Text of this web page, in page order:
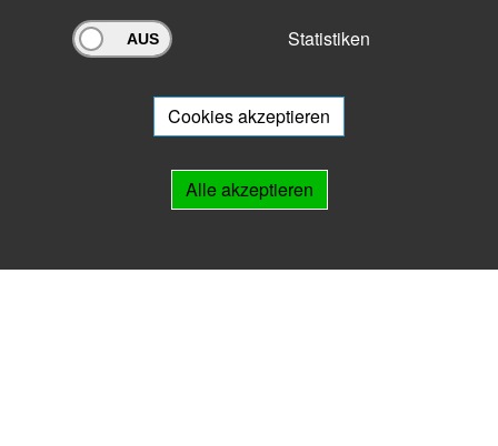
Archivportal Thüringen
Ihnen beratend zur Seite.
Statistiken
Cookies akzeptieren
Alle akzeptieren